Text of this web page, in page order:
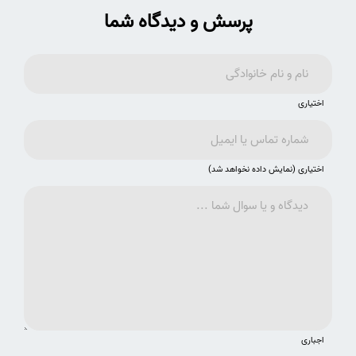
پرسش و دیدگاه شما
اختیاری
اختیاری (نمایش داده نخواهد شد)
اجباری